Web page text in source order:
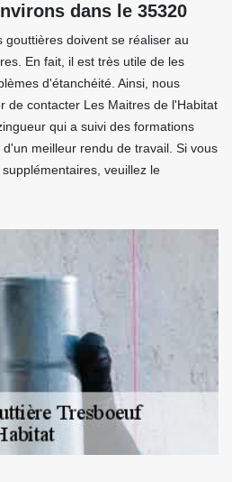
dans le 35320
gouttières doivent se réaliser au
En fait, il est très utile de les
d'étanchéité. Ainsi, nous
de contacter Les Maitres de l'Habitat
qui a suivi des formations
meilleur rendu de travail. Si vous
veuillez le